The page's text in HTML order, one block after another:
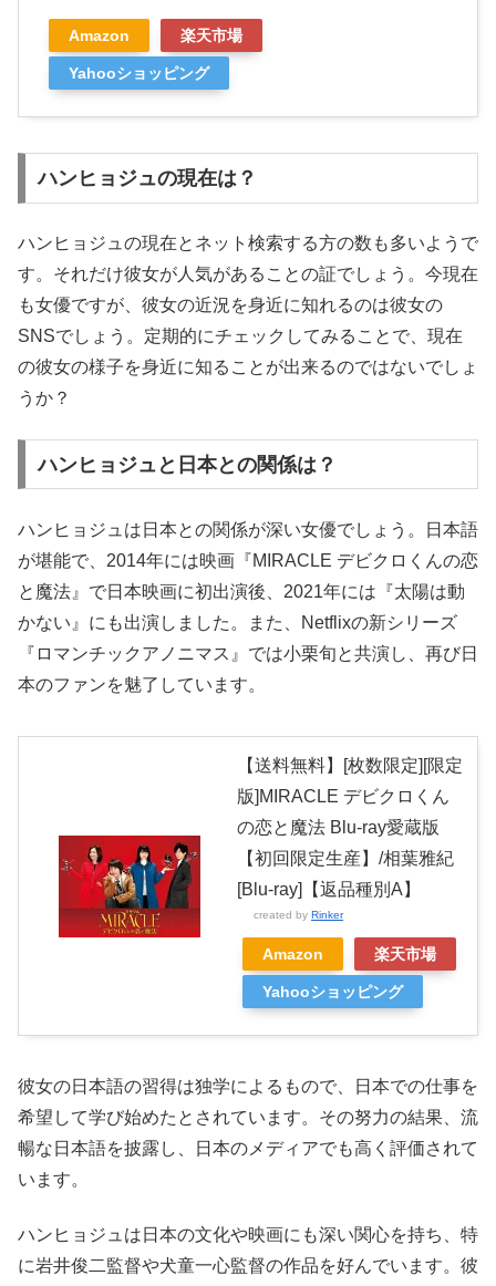
Amazon 楽天市場
Yahooショッピング
ハンヒョジュの現在は？
ハンヒョジュの現在とネット検索する方の数も多いようで
す。それだけ彼女が人気があることの証でしょう。今現在
も女優ですが、彼女の近況を身近に知れるのは彼女の
SNSでしょう。定期的にチェックしてみることで、現在
の彼女の様子を身近に知ることが出来るのではないでしょ
うか？
ハンヒョジュと日本との関係は？
ハンヒョジュは日本との関係が深い女優でしょう。日本語
が堪能で、2014年には映画『MIRACLE デビクロくんの恋
と魔法』で日本映画に初出演後、2021年には『太陽は動
かない』にも出演しました。また、Netflixの新シリーズ
『ロマンチックアノニマス』では小栗旬と共演し、再び日
本のファンを魅了しています。
【送料無料】[枚数限定][限定
版]MIRACLE デビクロくん
の恋と魔法 Blu-ray愛蔵版
【初回限定生産】/相葉雅紀
[Blu-ray]【返品種別A】
created by Rinker
Amazon 楽天市場
Yahooショッピング
彼女の日本語の習得は独学によるもので、日本での仕事を
希望して学び始めたとされています。その努力の結果、流
暢な日本語を披露し、日本のメディアでも高く評価されて
います。
ハンヒョジュは日本の文化や映画にも深い関心を持ち、特
に岩井俊二監督や犬童一心監督の作品を好んでいます。彼